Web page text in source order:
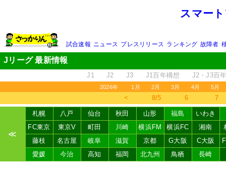
スマー
試合速報 ニュース プレスリリース ランキング 故障者
Jリーグ 最新情報
J1 J2 J3 J1百年構想 J2・J3百
2026年 1月 2月 3月 4月 5月
＜ 8/5 6 7
≪
札幌 八戸 仙台 秋田 山形 福島
いわき
FC東京
東京V 町田 川崎 横浜FM 横浜FC 湘南
藤枝
名古屋 岐阜 滋賀 京都 G大阪 C大阪
愛媛
今治 高知 福岡 北九州 鳥栖 長崎